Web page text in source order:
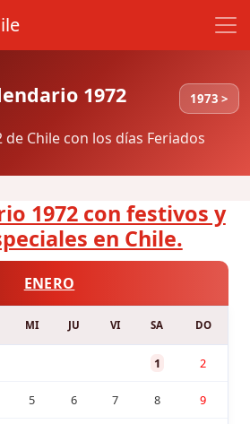
1972 1973 >
de Chile con los días Feriados
1972 con festivos y
en Chile.
ENERO
MI JU VI SA DO
1 2
5 6 7 8 9